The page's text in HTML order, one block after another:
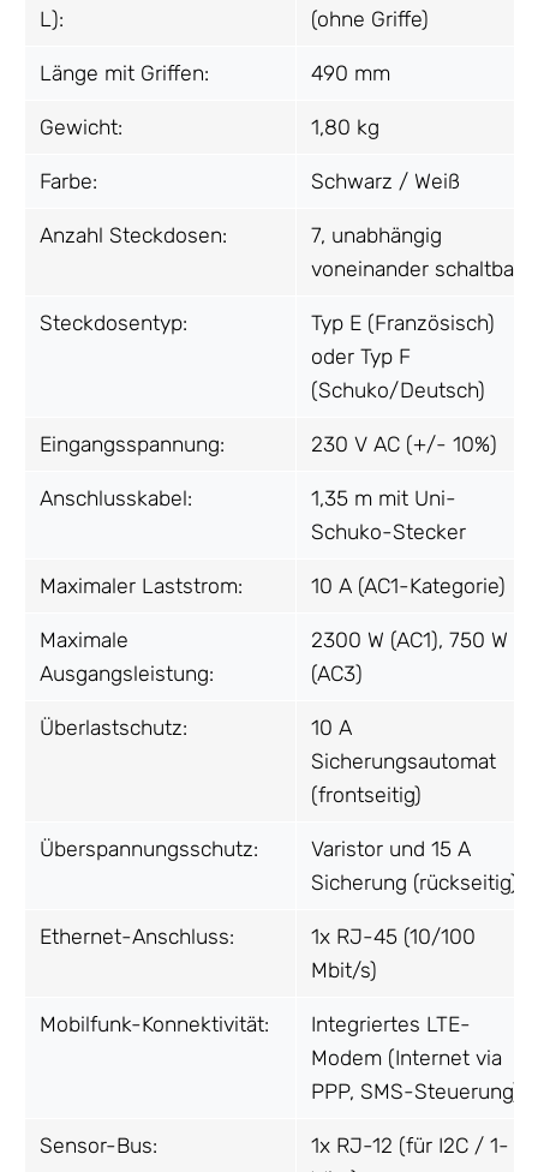
L):
(ohne Griffe)
Länge mit Griffen: 490 mm
Gewicht: 1,80 kg
Farbe: Schwarz / Weiß
Anzahl Steckdosen:
7, unabhängig
voneinander schaltbar
Steckdosentyp:
Typ E (Französisch)
oder Typ F
(Schuko/Deutsch)
Eingangsspannung: 230 V AC (+/- 10%)
Anschlusskabel:
1,35 m mit Uni-
Schuko-Stecker
Maximaler Laststrom: 10 A (AC1-Kategorie)
Maximale
Ausgangsleistung:
2300 W (AC1), 750 W
(AC3)
Überlastschutz:
10 A
Sicherungsautomat
(frontseitig)
Überspannungsschutz:
Varistor und 15 A
Sicherung (rückseitig)
Ethernet-Anschluss:
1x RJ-45 (10/100
Mbit/s)
Mobilfunk-Konnektivität:
Integriertes LTE-
Modem (Internet via
PPP, SMS-Steuerung)
Sensor-Bus:
1x RJ-12 (für I2C / 1-